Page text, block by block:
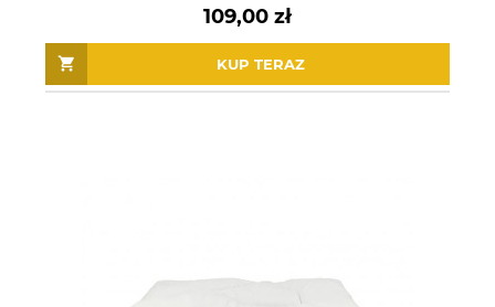
109,00 zł
KUP TERAZ